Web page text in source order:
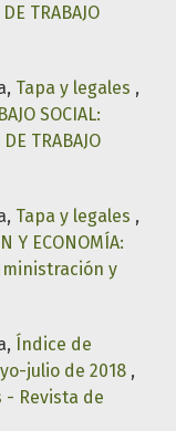
TRABAJO
Tapa y legales ,
SOCIAL:
TRABAJO
Tapa y legales ,
Y ECONOMÍA:
y
Índice de
julio de 2018 ,
- Revista de